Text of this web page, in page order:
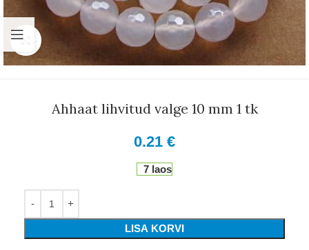
Suurenda
Ahhaat lihvitud valge 10 mm 1 tk
0.21 €
7 laos
LISA KORVI